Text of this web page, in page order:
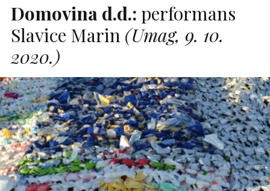
Domovina d.d.: performans
Slavice Marin (Umag, 9. 10.
2020.)